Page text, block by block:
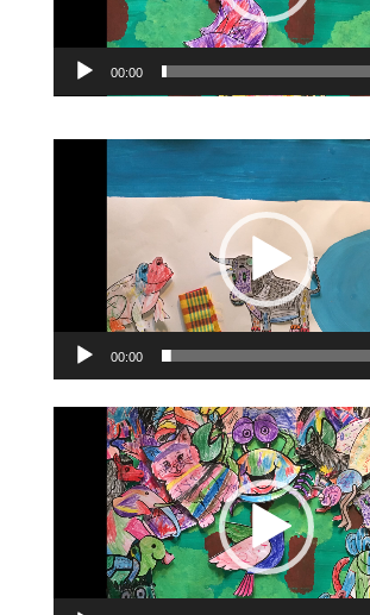
00:00
00:00
Lecteur